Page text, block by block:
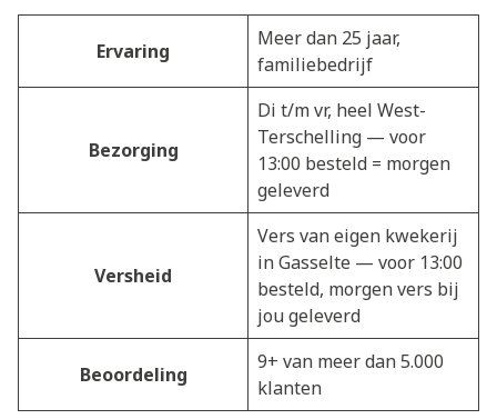
Ervaring
Meer dan 25 jaar,
familiebedrijf
Bezorging
Di t/m vr, heel West-
Terschelling — voor
13:00 besteld = morgen
geleverd
Versheid
Vers van eigen kwekerij
in Gasselte — voor 13:00
besteld, morgen vers bij
jou geleverd
Beoordeling
9+ van meer dan 5.000
klanten